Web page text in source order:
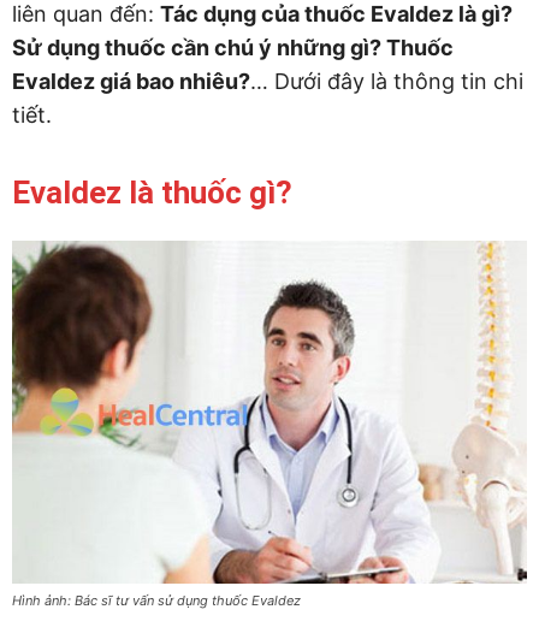
liên quan đến: Tác dụng của thuốc Evaldez là gì?
Sử dụng thuốc cần chú ý những gì? Thuốc
Evaldez giá bao nhiêu?… Dưới đây là thông tin chi
tiết.
Evaldez là thuốc gì?
Hình ảnh: Bác sĩ tư vấn sử dụng thuốc Evaldez